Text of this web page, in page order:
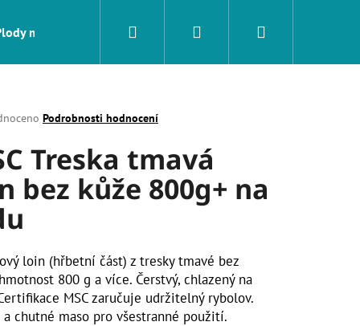
moře Sushi Na gril a pánev
Přihlášení
Podrobnosti hodnocení
Treska tmavá
bez kůže 800g+ na
loin (hřbetní část) z tresky tmavé bez
800 g a více. Čerstvý, chlazený na
MSC zaručuje udržitelný rybolov.
a chutné maso pro všestranné použití.